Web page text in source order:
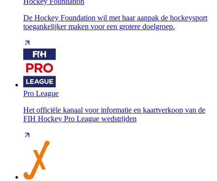
De Hockey Foundation wil met haar aanpak de hockeysport
toegankelijker maken voor een grotere doelgroep.
Pro League
Het officiële kanaal voor informatie en kaartverkoop van de
FIH Hockey Pro League wedstrijden